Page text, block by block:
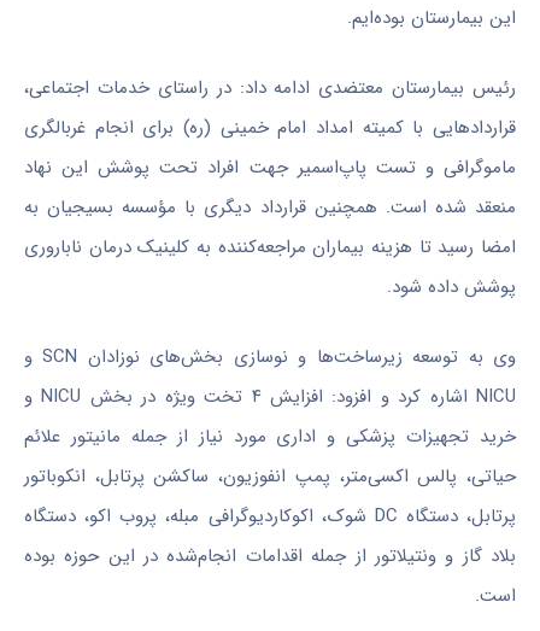
این بیمارستان بوده‌ایم.
رئیس بیمارستان معتضدی ادامه داد: در راستای خدمات اجتماعی،
قراردادهایی با کمیته امداد امام خمینی (ره) برای انجام غربالگری
ماموگرافی و تست پاپ‌اسمیر جهت افراد تحت پوشش این نهاد
منعقد شده است. همچنین قرارداد دیگری با مؤسسه بسیجیان به
امضا رسید تا هزینه بیماران مراجعه‌کننده به کلینیک درمان ناباروری
پوشش داده شود.
وی به توسعه زیرساخت‌ها و نوسازی بخش‌های نوزادان SCN و
NICU اشاره کرد و افزود: افزایش ۴ تخت ویژه در بخش NICU و
خرید تجهیزات پزشکی و اداری مورد نیاز از جمله مانیتور علائم
حیاتی، پالس اکسی‌متر، پمپ انفوزیون، ساکشنپرتابل، انکوباتور
پرتابل، دستگاه DC شوک، اکوکاردیوگرافی
مبله، پروباکو، دستگاه
بلاد گاز وونتیلاتور از جمله اقدامات انجام‌شده در این حوزه بوده
است.